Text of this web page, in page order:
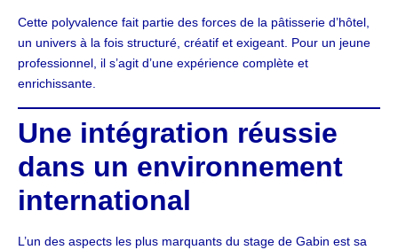
Cette polyvalence fait partie des forces de la pâtisserie d’hôtel,
un univers à la fois structuré, créatif et exigeant. Pour un jeune
professionnel, il s’agit d’une expérience complète et
enrichissante.
Une intégration réussie
dans un environnement
international
L’un des aspects les plus marquants du stage de Gabin est sa